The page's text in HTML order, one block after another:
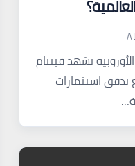
تشهد فيتنام
استثمارات